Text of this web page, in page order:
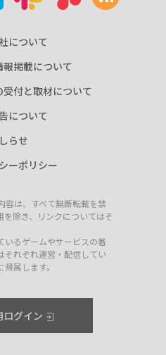
について
掲載について
付と取材について
について
らせ
ーポリシー
は、すべて無断転載を禁
を除き、リンクについてはそ
いるゲームやサービスの著
それぞれ運営・配信してい
属します。
ログイン